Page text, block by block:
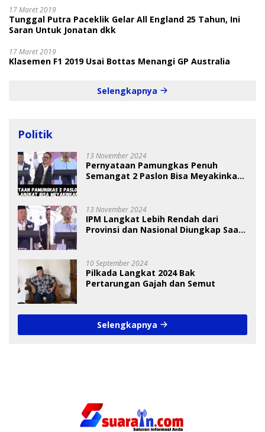
17 Maret 2019
Tunggal Putra Paceklik Gelar All England 25 Tahun, Ini
Saran Untuk Jonatan dkk
17 Maret 2019
Klasemen F1 2019 Usai Bottas Menangi GP Australia
Selengkapnya
Politik
13 November 2024
Pernyataan Pamungkas Penuh
Semangat 2 Paslon Bisa Meyakinkan
13 November 2024
IPM Langkat Lebih Rendah dari
Provinsi dan Nasional Diungkap Saat
10 September 2024
Pilkada Langkat 2024 Bak
Pertarungan Gajah dan Semut
Selengkapnya